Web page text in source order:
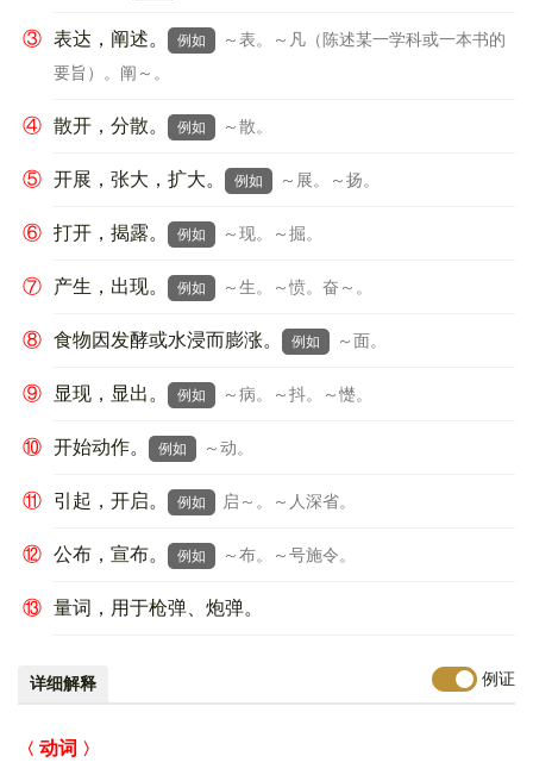
③ 表达，阐述。 例如
～表。～凡（陈述某一学科或一本书的
要旨）。阐～。
④ 散开，分散。 例如 ～散。
⑤ 开展，张大，扩大。 例如 ～展。～扬。
⑥ 打开，揭露。 例如 ～现。～掘。
⑦ 产生，出现。 例如 ～生。～愤。奋～。
⑧ 食物因发酵或水浸而膨涨。 例如 ～面。
⑨ 显现，显出。 例如 ～病。～抖。～憷。
⑩ 开始动作。 例如 ～动。
⑪ 引起，开启。 例如 启～。～人深省。
⑫ 公布，宣布。 例如 ～布。～号施令。
⑬ 量词，用于枪弹、炮弹。
详细解释 例证
动词